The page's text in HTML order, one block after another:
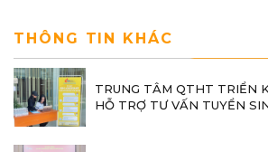
THÔNG TIN KHÁC
TRUNG TÂM QTHT TRIỂN
HỖ TRỢ TƯ VẤN TUYỂN